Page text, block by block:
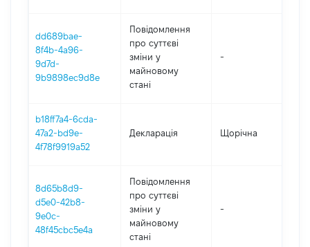
dd689bae-
8f4b-4a96-
9d7d-
9b9898ec9d8e
Повідомлення
про суттєві
зміни y
майновому
стані
-
b18ff7a4-6cda-
47a2-bd9e-
4f78f9919a52
Декларація Щорічна
8d65b8d9-
d5e0-42b8-
9e0c-
48f45cbc5e4a
Повідомлення
про суттєві
зміни y
майновому
стані
-